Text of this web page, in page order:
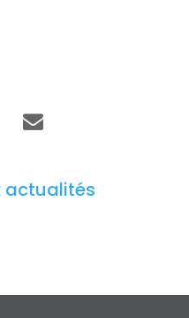
actualités